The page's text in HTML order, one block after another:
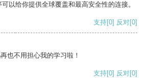
以给你提供全球覆盖和最高安全性的连接。
支持[0] 反对[0]
也不用担心我的学习啦！
支持[0] 反对[0]